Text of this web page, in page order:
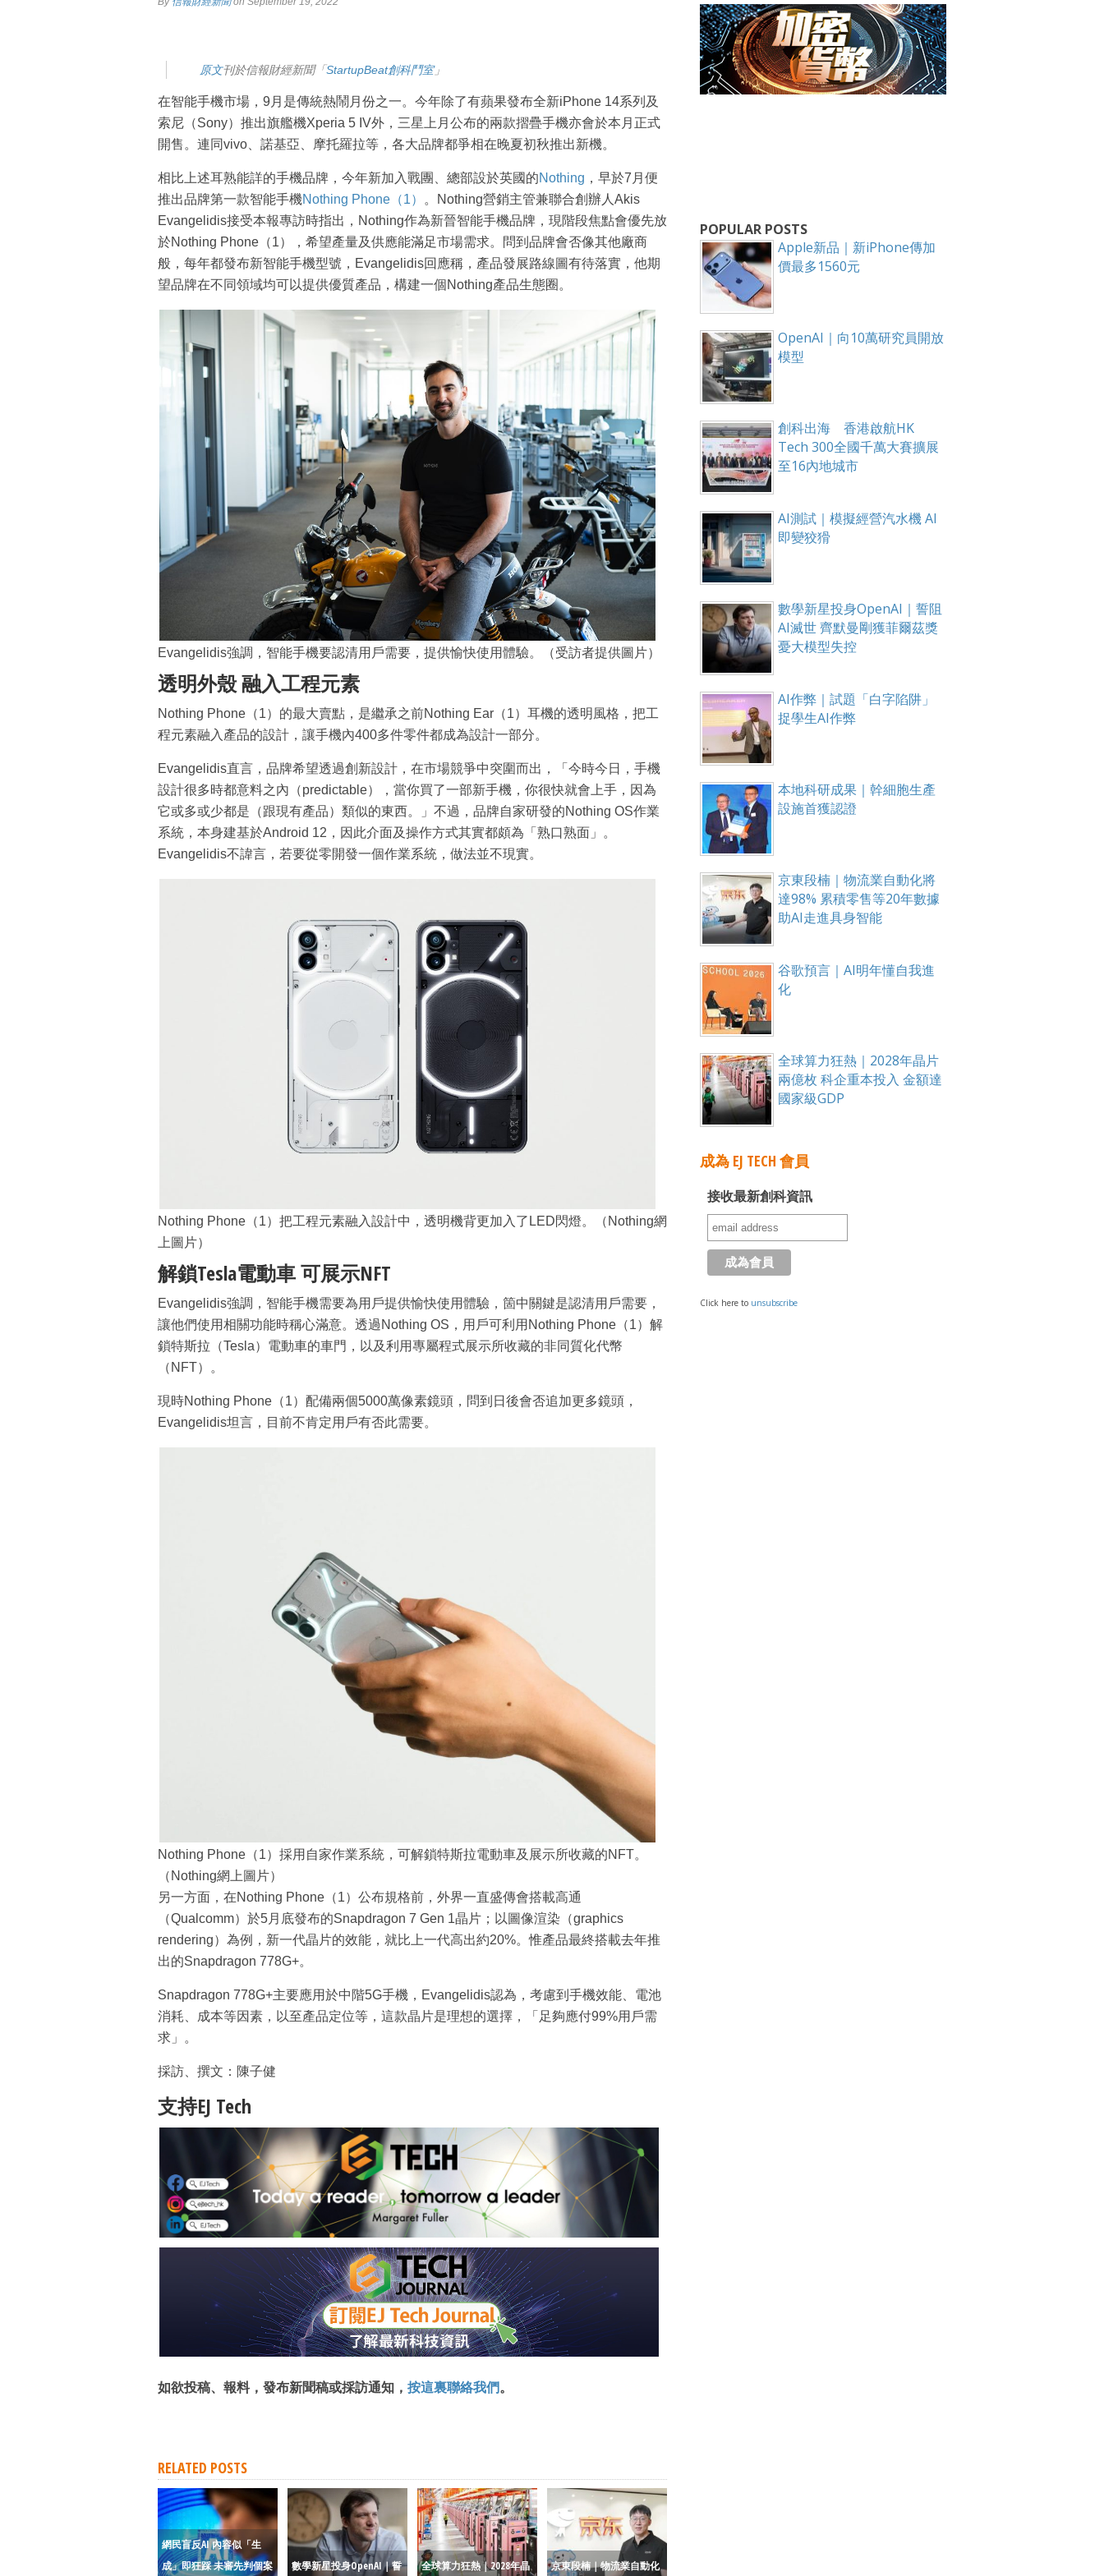
原文刊於信報財經新聞「StartupBeat創科鬥室」
在智能手機市場，9月是傳統熱鬧月份之一。今年除了有蘋果發布全新iPhone 14系列及
索尼（Sony）推出旗艦機Xperia 5 IV外，三星上月公布的兩款摺疊手機亦會於本月正式
開售。連同vivo、諾基亞、摩托羅拉等，各大品牌都爭相在晚夏初秋推出新機。
相比上述耳熟能詳的手機品牌，今年新加入戰團、總部設於英國的Nothing ，早於7月便
推出品牌第一款智能手機Nothing Phone（1）
。Nothing營銷主管兼聯合創辦人Akis
Evangelidis接受本報專訪時指出，Nothing作為新晉智能手機品牌，現階段焦點會優先放
於Nothing Phone（1），希望產量及供應能滿足市場需求。問到品牌會否像其他廠商
般，每年都發布新智能手機型號，Evangelidis回應稱，產品發展路線圖有待落實，他期
望品牌在不同領域均可以提供優質產品，構建一個Nothing產品生態圈。
Evangelidis強調，智能手機要認清用戶需要，提供愉快使用體驗。（受訪者提供圖片）
透明外殼 融入工程元素
Nothing Phone（1）的最大賣點，是繼承之前Nothing Ear（1）耳機的透明風格，把工
程元素融入產品的設計，讓手機內400多件零件都成為設計一部分。
Evangelidis直言，品牌希望透過創新設計，在市場競爭中突圍而出，「今時今日，手機
設計很多時都意料之內（predictable），當你買了一部新手機，你很快就會上手，因為
它或多或少都是（跟現有產品）類似的東西。」不過，品牌自家研發的Nothing OS作業
系統，本身建基於Android 12，因此介面及操作方式其實都頗為「熟口熟面」。
Evangelidis不諱言，若要從零開發一個作業系統，做法並不現實。
Nothing Phone（1）把工程元素融入設計中，透明機背更加入了LED閃燈。（Nothing網
上圖片）
解鎖Tesla電動車 可展示NFT
Evangelidis強調，智能手機需要為用戶提供愉快使用體驗，箇中關鍵是認清用戶需要，
讓他們使用相關功能時稱心滿意。透過Nothing OS，用戶可利用Nothing Phone（1）解
鎖特斯拉（Tesla）電動車的車門，以及利用專屬程式展示所收藏的非同質化代幣
（NFT）。
現時Nothing Phone（1）配備兩個5000萬像素鏡頭，問到日後會否追加更多鏡頭，
Evangelidis坦言，目前不肯定用戶有否此需要。
Nothing Phone（1）採用自家作業系統，可解鎖特斯拉電動車及展示所收藏的NFT。
（Nothing網上圖片）
另一方面，在Nothing Phone（1）公布規格前，外界一直盛傳會搭載高通
（Qualcomm）於5月底發布的Snapdragon 7 Gen 1晶片；以圖像渲染（graphics
rendering）為例，新一代晶片的效能，就比上一代高出約20%。惟產品最終搭載去年推
出的Snapdragon 778G+。
Snapdragon 778G+主要應用於中階5G手機，Evangelidis認為，考慮到手機效能、電池
消耗、成本等因素，以至產品定位等，這款晶片是理想的選擇，「足夠應付99%用戶需
求」。
採訪、撰文：陳子健
支持EJ Tech
如欲投稿、報料，發布新聞稿或採訪通知， 按這裏聯絡我們。
RELATED POSTS
網民盲反AI 內容似「生
成」即狂踩 未審先判個案
數學新星投身OpenAI｜誓 全球算力狂熱｜2028年晶 京東段楠｜物流業自動化
POPULAR POSTS
Apple新品｜新iPhone傳加
價最多1560元
OpenAI｜向10萬研究員開放
模型
創科出海 香港啟航HK
Tech 300全國千萬大賽擴展
至16內地城市
AI測試｜模擬經營汽水機 AI
即變狡猾
數學新星投身OpenAI｜誓阻
AI滅世 齊默曼剛獲菲爾茲獎
憂大模型失控
AI作弊｜試題「白字陷阱」
捉學生AI作弊
本地科研成果｜幹細胞生產
設施首獲認證
京東段楠｜物流業自動化將
達98% 累積零售等20年數據
助AI走進具身智能
谷歌預言｜AI明年懂自我進
化
全球算力狂熱｜2028年晶片
兩億枚 科企重本投入 金額達
國家級GDP
成為 EJ TECH 會員
接收最新創科資訊
Click here to unsubscribe
成為 EJ Tech 會員
最新資訊（附創業懶人包），直達郵箱！